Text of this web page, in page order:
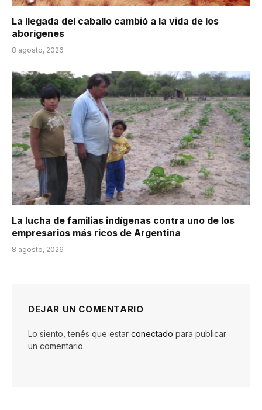
La llegada del caballo cambió a la vida de los
aborígenes
8 agosto, 2026
La lucha de familias indígenas contra uno de los
empresarios más ricos de Argentina
8 agosto, 2026
DEJAR UN COMENTARIO
Lo siento, tenés que estar conectado para publicar
un comentario.